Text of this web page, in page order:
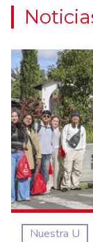
Nuestra U